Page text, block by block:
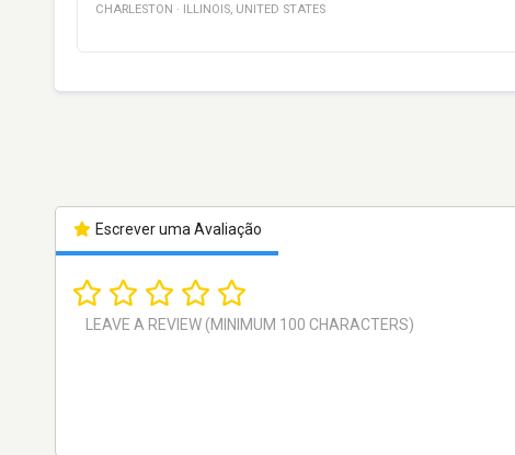
CHARLESTON · ILLINOIS, UNITED STATES
Escrever uma Avaliação